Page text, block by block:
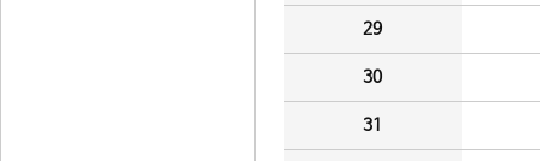
29
30
31